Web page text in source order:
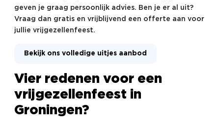
geven je graag persoonlijk advies. Ben je er al uit?
Vraag dan gratis en vrijblijvend een offerte aan voor
jullie vrijgezellenfeest.
Bekijk ons volledige uitjes aanbod
Vier redenen voor een
vrijgezellenfeest in
Groningen?